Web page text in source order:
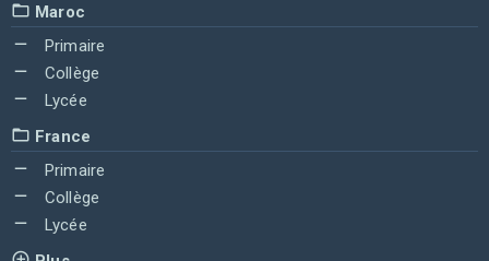
Maroc
Primaire
Collège
Lycée
France
Primaire
Collège
Lycée